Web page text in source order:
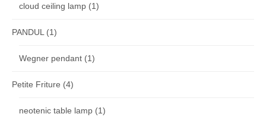
cloud ceiling lamp (1)
PANDUL (1)
Wegner pendant (1)
Petite Friture (4)
neotenic table lamp (1)